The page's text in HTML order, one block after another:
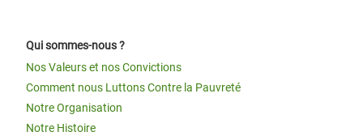
Qui sommes-nous ?
Nos Valeurs et nos Convictions
Comment nous Luttons Contre la Pauvreté
Notre Organisation
Notre Histoire